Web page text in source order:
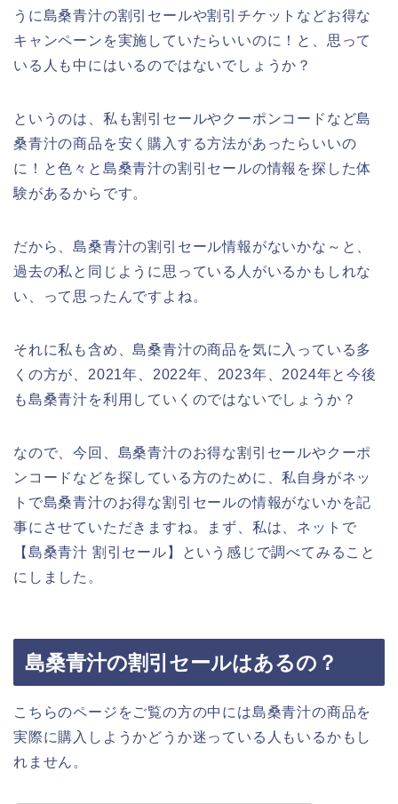
うに島桑青汁の割引セールや割引チケットなどお得な
キャンペーンを実施していたらいいのに！と、思って
いる人も中にはいるのではないでしょうか？
というのは、私も割引セールやクーポンコードなど島
桑青汁の商品を安く購入する方法があったらいいの
に！と色々と島桑青汁の割引セールの情報を探した体
験があるからです。
だから、島桑青汁の割引セール情報がないかな～と、
過去の私と同じように思っている人がいるかもしれな
い、って思ったんですよね。
それに私も含め、島桑青汁の商品を気に入っている多
くの方が、2021年、2022年、2023年、2024年と今後
も島桑青汁を利用していくのではないでしょうか？
なので、今回、島桑青汁のお得な割引セールやクーポ
ンコードなどを探している方のために、私自身がネッ
トで島桑青汁のお得な割引セールの情報がないかを記
事にさせていただきますね。まず、私は、ネットで
【島桑青汁 割引セール】という感じで調べてみること
にしました。
島桑青汁の割引セールはあるの？
こちらのページをご覧の方の中には島桑青汁の商品を
実際に購入しようかどうか迷っている人もいるかもし
れません。